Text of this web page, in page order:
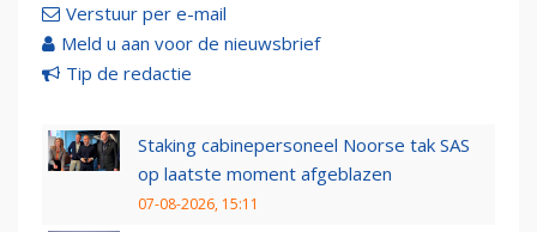
Verstuur per e-mail
Meld u aan voor de nieuwsbrief
Tip de redactie
Staking cabinepersoneel Noorse tak SAS
op laatste moment afgeblazen
07-08-2026, 15:11